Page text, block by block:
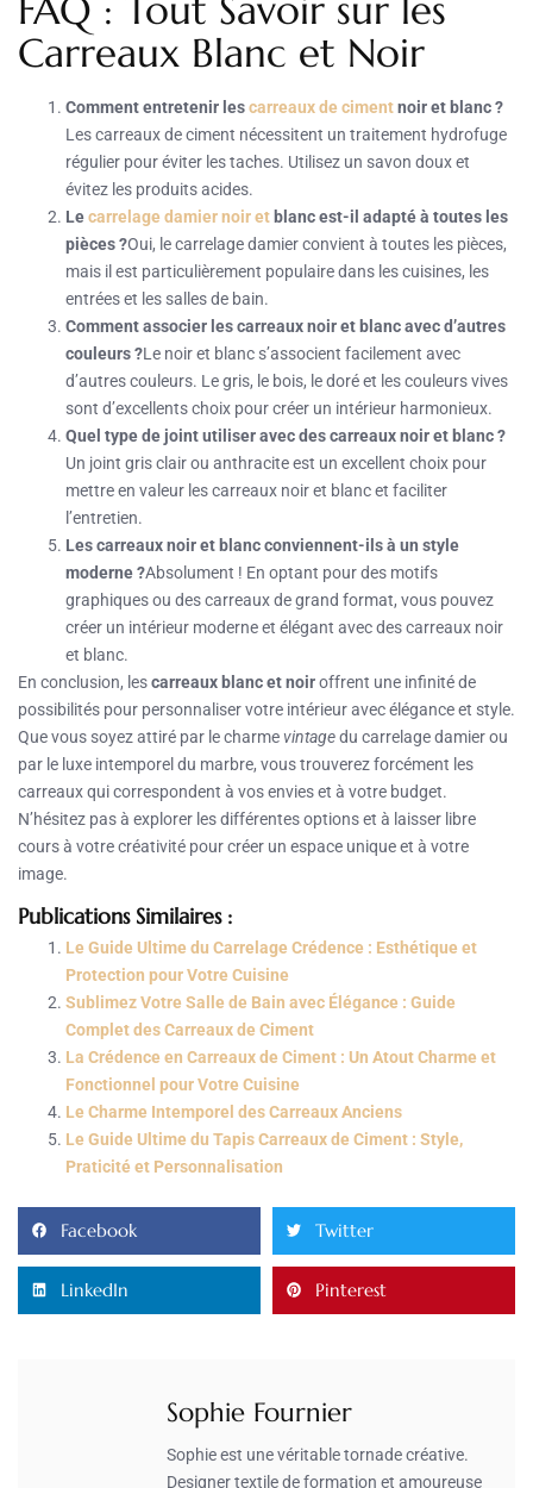
FAQ : Tout Savoir sur les
Carreaux Blanc et Noir
Comment entretenir lescarreaux de cimentnoir et blanc ?
Les carreaux de ciment nécessitent un traitement hydrofuge
régulier pour éviter les taches. Utilisez un savon doux et
évitez les produits acides.
Lecarrelage damier noir et blanc est-il adapté à toutes les
pièces ?Oui, le carrelage damier convient à toutes les pièces,
mais il est particulièrement populaire dans les cuisines, les
entrées et les salles de bain.
Comment associer les carreaux noir et blanc avec d’autres
couleurs ?Le noir et blanc s’associent facilement avec
d’autres couleurs. Le gris, le bois, le doré et les couleurs vives
sont d’excellents choix pour créer un intérieur harmonieux.
Quel type de joint utiliser avec des carreaux noir et blanc ?
Un joint gris clair ou anthracite est un excellent choix pour
mettre en valeur les carreaux noir et blanc et faciliter
l’entretien.
Les carreaux noir et blanc conviennent-ils à un style
moderne ?Absolument ! En optant pour des motifs
graphiques ou des carreaux de grand format, vous pouvez
créer un intérieur moderne et élégant avec des carreaux noir
et blanc.
En conclusion, lescarreaux blanc et noiroffrent une infinité de
possibilités pour personnaliser votre intérieur avec élégance et style.
Que vous soyez attiré par le charmevintagedu carrelage damier ou
par le luxe intemporel du marbre, vous trouverez forcément les
carreaux qui correspondent à vos envies et à votre budget.
N’hésitez pas à explorer les différentes options et à laisser libre
cours à votre créativité pour créer un espace unique et à votre
image.
Publications Similaires :
Le Guide Ultime du Carrelage Crédence : Esthétique et
Protection pour Votre Cuisine
Sublimez Votre Salle de Bain avec Élégance : Guide
Complet des Carreaux de Ciment
La Crédence en Carreaux de Ciment : Un Atout Charme et
Fonctionnel pour Votre Cuisine
Le Charme Intemporel des Carreaux Anciens
Le Guide Ultime du Tapis Carreaux de Ciment : Style,
Praticité et Personnalisation
Facebook Twitter
LinkedIn Pinterest
Sophie Fournier
Sophie est une véritable tornade créative.
Designer textile de formation et amoureuse